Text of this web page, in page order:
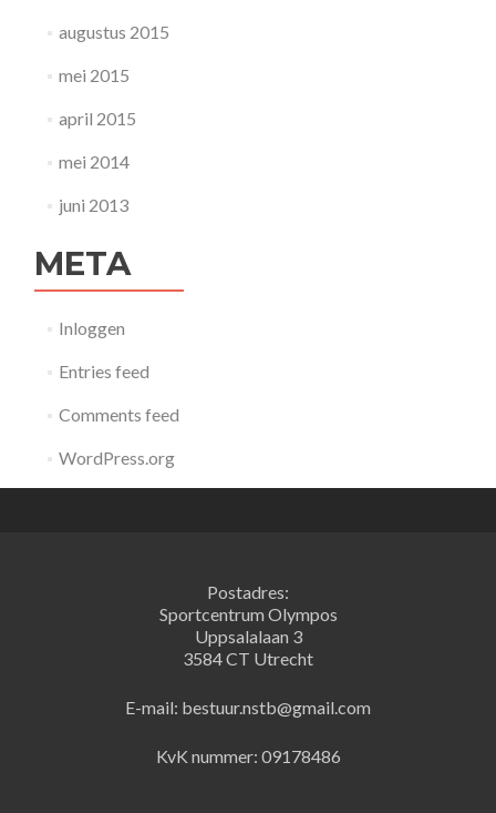
augustus 2015
mei 2015
april 2015
mei 2014
juni 2013
META
Inloggen
Entries feed
Comments feed
WordPress.org
Postadres:
Sportcentrum Olympos
Uppsalalaan 3
3584 CT Utrecht
E-mail: bestuur.nstb@gmail.com
KvK nummer: 09178486